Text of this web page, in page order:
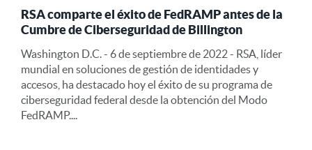
RSA comparte el éxito de FedRAMP antes de la
Cumbre de Ciberseguridad de Billington
Washington D.C. - 6 de septiembre de 2022 - RSA, líder
mundial en soluciones de gestión de identidades y
accesos, ha destacado hoy el éxito de su programa de
ciberseguridad federal desde la obtención del Modo
FedRAMP....